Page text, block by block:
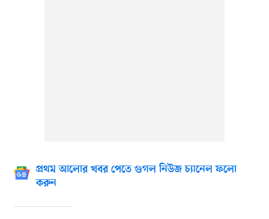
প্রথম আলোর খবর পেতে গুগল নিউজ চ্যানেল ফলো
করুন